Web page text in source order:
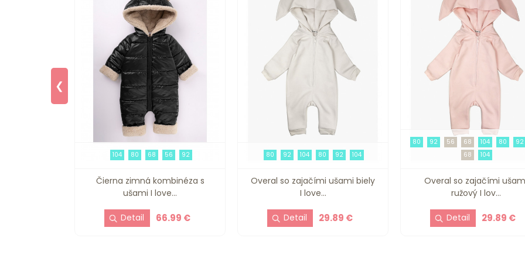
❮
Čierna zimná kombinéza s
ušami I love...
66.99 €
104 80 68 56 92
Overal so zajačími ušami biely
I love...
29.89 €
80 92 104 80 92 104
Overal so zajačími
ružový I lov...
29.89 €
80 92 56 68 104 80 92
68
104